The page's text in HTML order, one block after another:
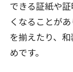
できる証紙や
くなることが
を揃えたり、
めです。